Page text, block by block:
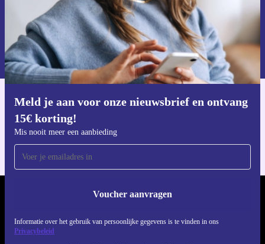
Meld je aan voor onze nieuwsbrief en ontvang
15€ korting!
Mis nooit meer een aanbieding
Voucher aanvragen
Informatie over het gebruik van persoonlijke gegevens is te vinden in ons
Privacybeleid
Voucher aanvragen
Informatie over het gebruik van persoonsgegevens vind je in ons
privacybeleid
Download de refurbed app
REFURBED NEDERLAND - RETHINK NEW.
VOLG ONS